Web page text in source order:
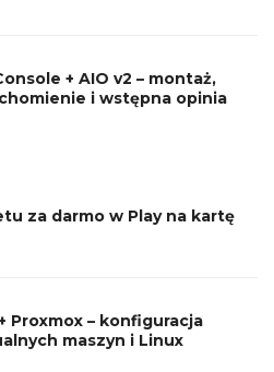
+ AIO v2 – montaż,
i wstępna opinia
za darmo w Play na kartę
Proxmox – konfiguracja
maszyn i Linux